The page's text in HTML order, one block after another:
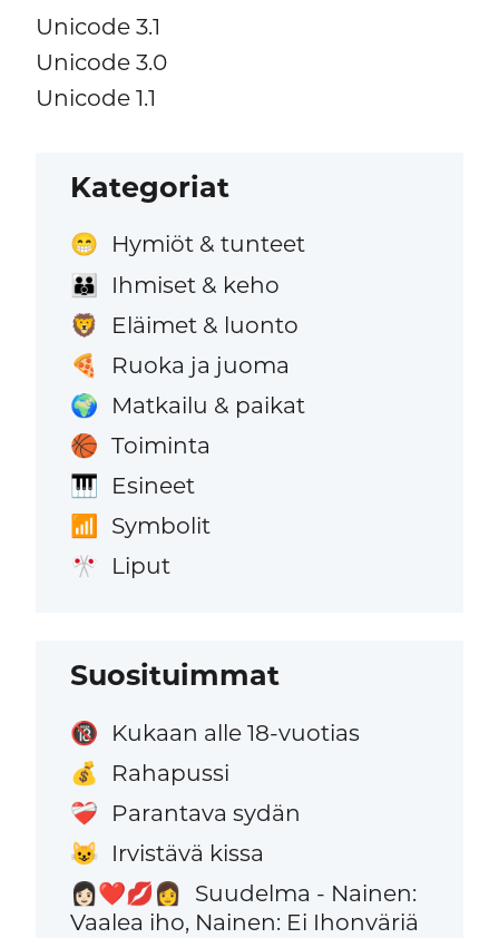
Unicode 3.1
Unicode 3.0
Unicode 1.1
Kategoriat
😁 Hymiöt & tunteet
👪 Ihmiset & keho
🦁 Eläimet & luonto
🍕 Ruoka ja juoma
🌍 Matkailu & paikat
🏀 Toiminta
🎹 Esineet
📶 Symbolit
🎌 Liput
Suosituimmat
🔞 Kukaan alle 18-vuotias
💰 Rahapussi
❤️‍🩹 Parantava sydän
😺 Irvistävä kissa
👩🏻‍❤️‍💋‍👩
Suudelma - Nainen:
Vaalea iho, Nainen: Ei Ihonväriä